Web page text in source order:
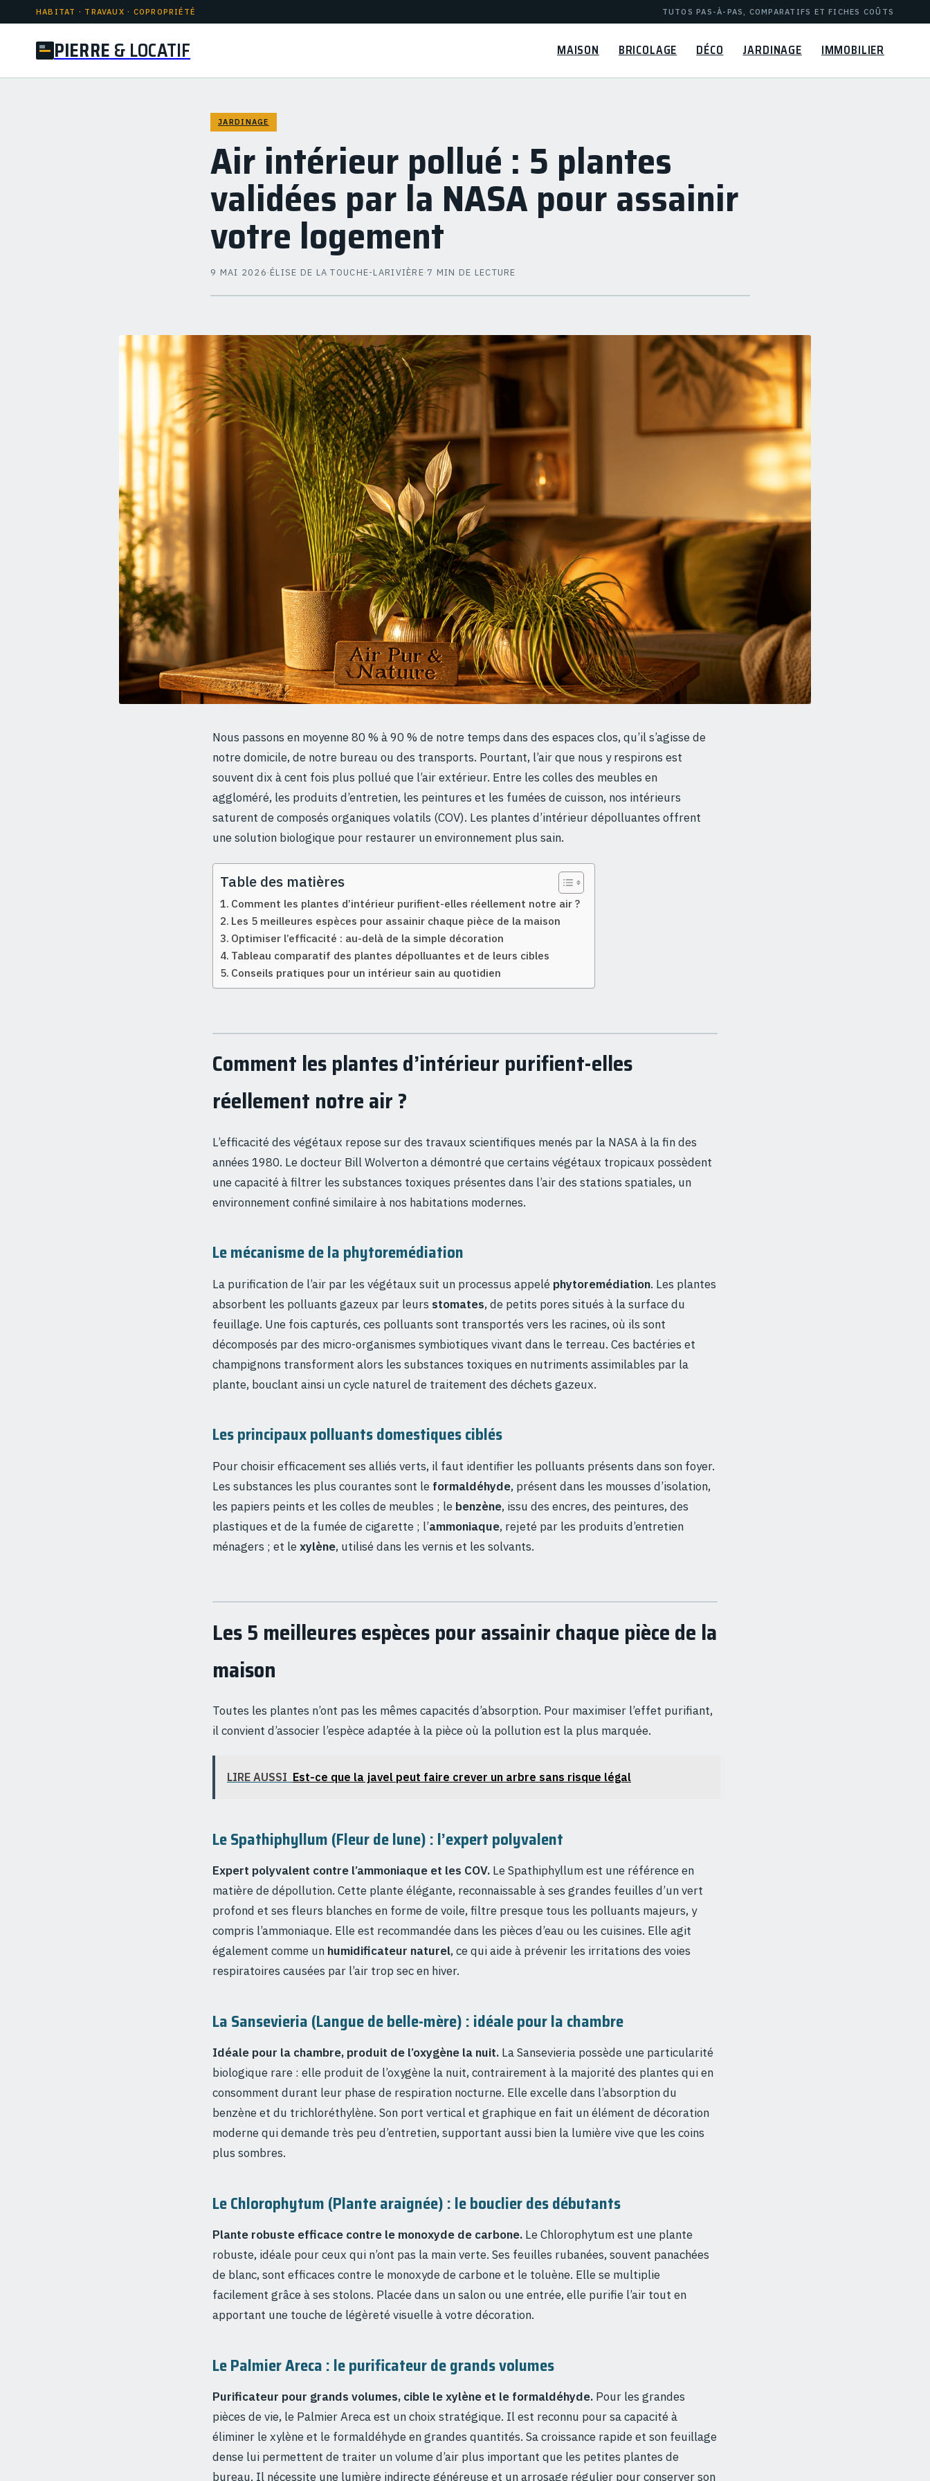
HABITAT · TRAVAUX · COPROPRIÉTÉ TUTOS PAS-À-PAS, COMPARATIFS ET FICHES COÛTS
PIERRE & LOCATIF MAISON BRICOLAGE DÉCO JARDINAGE IMMOBILIER
JARDINAGE
Air intérieur pollué : 5 plantes
validées par la NASA pour assainir
votre logement
9 MAI 2026·ÉLISE DE LA TOUCHE-LARIVIÈRE·7 MIN DE LECTURE
Nous passons en moyenne 80 % à 90 % de notre temps dans des espaces clos, qu’il s’agisse de
notre domicile, de notre bureau ou des transports. Pourtant, l’air que nous y respirons est
souvent dix à cent fois plus pollué que l’air extérieur. Entre les colles des meubles en
aggloméré, les produits d’entretien, les peintures et les fumées de cuisson, nos intérieurs
saturent de composés organiques volatils (COV). Les plantes d’intérieur dépolluantes offrent
une solution biologique pour restaurer un environnement plus sain.
Table des matières
Comment les plantes d’intérieur purifient-elles réellement notre air ?
Les 5 meilleures espèces pour assainir chaque pièce de la maison
Optimiser l’efficacité : au-delà de la simple décoration
Tableau comparatif des plantes dépolluantes et de leurs cibles
Conseils pratiques pour un intérieur sain au quotidien
Comment les plantes d’intérieur purifient-elles
réellement notre air ?
L’efficacité des végétaux repose sur des travaux scientifiques menés par la NASA à la fin des
années 1980. Le docteur Bill Wolverton a démontré que certains végétaux tropicaux possèdent
une capacité à filtrer les substances toxiques présentes dans l’air des stations spatiales, un
environnement confiné similaire à nos habitations modernes.
Le mécanisme de la phytoremédiation
La purification de l’air par les végétaux suit un processus appelé phytoremédiation. Les plantes
absorbent les polluants gazeux par leurs stomates, de petits pores situés à la surface du
feuillage. Une fois capturés, ces polluants sont transportés vers les racines, où ils sont
décomposés par des micro-organismes symbiotiques vivant dans le terreau. Ces bactéries et
champignons transforment alors les substances toxiques en nutriments assimilables par la
plante, bouclant ainsi un cycle naturel de traitement des déchets gazeux.
Les principaux polluants domestiques ciblés
Pour choisir efficacement ses alliés verts, il faut identifier les polluants présents dans son foyer.
Les substances les plus courantes sont le formaldéhyde, présent dans les mousses d’isolation,
les papiers peints et les colles de meubles ; le benzène, issu des encres, des peintures, des
plastiques et de la fumée de cigarette ; l’ammoniaque, rejeté par les produits d’entretien
ménagers ; et le xylène, utilisé dans les vernis et les solvants.
Les 5 meilleures espèces pour assainir chaque pièce de la
maison
Toutes les plantes n’ont pas les mêmes capacités d’absorption. Pour maximiser l’effet purifiant,
il convient d’associer l’espèce adaptée à la pièce où la pollution est la plus marquée.
LIRE AUSSI Est-ce que la javel peut faire crever un arbre sans risque légal
Le Spathiphyllum (Fleur de lune) : l’expert polyvalent
Expert polyvalent contre l’ammoniaque et les COV. Le Spathiphyllum est une référence en
matière de dépollution. Cette plante élégante, reconnaissable à ses grandes feuilles d’un vert
profond et ses fleurs blanches en forme de voile, filtre presque tous les polluants majeurs, y
compris l’ammoniaque. Elle est recommandée dans les pièces d’eau ou les cuisines. Elle agit
également comme un humidificateur naturel, ce qui aide à prévenir les irritations des voies
respiratoires causées par l’air trop sec en hiver.
La Sansevieria (Langue de belle-mère) : idéale pour la chambre
Idéale pour la chambre, produit de l’oxygène la nuit. La Sansevieria possède une particularité
biologique rare : elle produit de l’oxygène la nuit, contrairement à la majorité des plantes qui en
consomment durant leur phase de respiration nocturne. Elle excelle dans l’absorption du
benzène et du trichloréthylène. Son port vertical et graphique en fait un élément de décoration
moderne qui demande très peu d’entretien, supportant aussi bien la lumière vive que les coins
plus sombres.
Le Chlorophytum (Plante araignée) : le bouclier des débutants
Plante robuste efficace contre le monoxyde de carbone. Le Chlorophytum est une plante
robuste, idéale pour ceux qui n’ont pas la main verte. Ses feuilles rubanées, souvent panachées
de blanc, sont efficaces contre le monoxyde de carbone et le toluène. Elle se multiplie
facilement grâce à ses stolons. Placée dans un salon ou une entrée, elle purifie l’air tout en
apportant une touche de légèreté visuelle à votre décoration.
Le Palmier Areca : le purificateur de grands volumes
Purificateur pour grands volumes, cible le xylène et le formaldéhyde. Pour les grandes
pièces de vie, le Palmier Areca est un choix stratégique. Il est reconnu pour sa capacité à
éliminer le xylène et le formaldéhyde en grandes quantités. Sa croissance rapide et son feuillage
dense lui permettent de traiter un volume d’air plus important que les petites plantes de
bureau. Il nécessite une lumière indirecte généreuse et un arrosage régulier pour conserver son